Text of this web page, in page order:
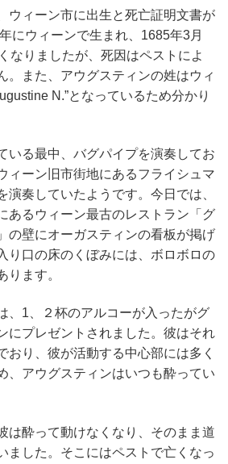
ウィーン市に出生と死亡証明文書が
にウィーンで生まれ、1685年3月
なりましたが、死因はペストによ
。また、アウグスティンの姓はウィ
N.”となっているため分かり
いる最中、バグパイプを演奏してお
ィーン旧市街地にあるフライシュマ
演奏していたようです。今日では、
あるウィーン最古のレストラン「グ
の壁にオーガスティンの看板が掲げ
り口の床のくぼみには、ボロボロの
ります。
、1、２杯のアルコーが入ったがグ
にプレゼントされました。彼はそれ
おり、彼が活動する中心部には多く
、アウグスティンはいつも酔ってい
は酔って動けなくなり、そのまま道
ました。そこにはペストで亡くなっ